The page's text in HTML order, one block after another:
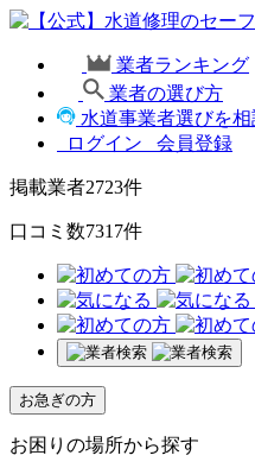
業者ランキング
業者の選び方
水道事業者選びを相
ログイン
会員登録
掲載業者2723件
口コミ数7317件
お急ぎの方
お困りの場所から探す